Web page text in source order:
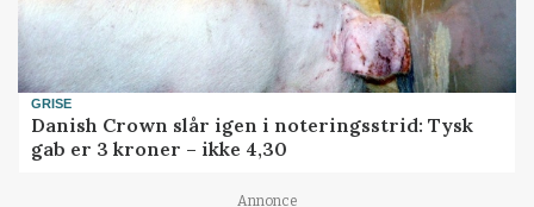
GRISE
Danish Crown slår igen i noteringsstrid: Tysk
gab er 3 kroner – ikke 4,30
Annonce